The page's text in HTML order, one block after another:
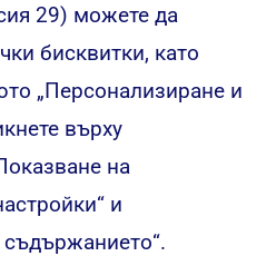
29) можете да
бисквитки, като
„Персонализиране и
върху
на
и